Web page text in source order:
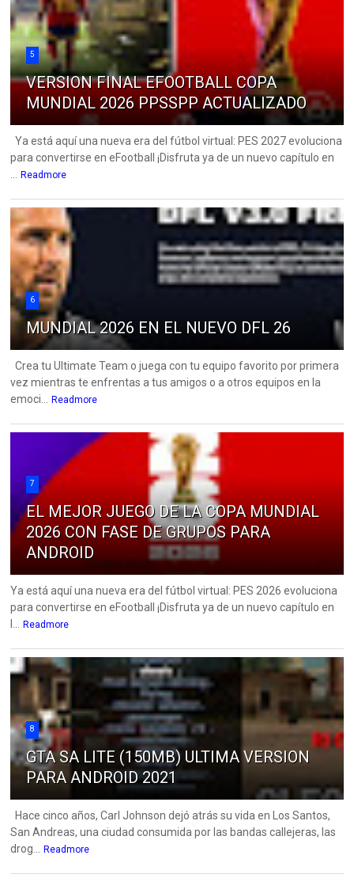
5
VERSION FINAL EFOOTBALL COPA
MUNDIAL 2026 PPSSPP ACTUALIZADO
Ya está aquí una nueva era del fútbol virtual: PES 2027 evoluciona
para convertirse en eFootball ¡Disfruta ya de un nuevo capítulo en
Readmore
6
MUNDIAL 2026 EN EL NUEVO DFL 26
Crea tu Ultimate Team o juega con tu equipo favorito por primera
vez mientras te enfrentas a tus amigos o a otros equipos en la
emoci...
Readmore
7
EL MEJOR JUEGO DE LA COPA MUNDIAL
2026 CON FASE DE GRUPOS PARA
ANDROID
Ya está aquí una nueva era del fútbol virtual: PES 2026 evoluciona
para convertirse en eFootball ¡Disfruta ya de un nuevo capítulo en
Readmore
8
GTA SA LITE (150MB) ULTIMA VERSION
PARA ANDROID 2021
Hace cinco años, Carl Johnson dejó atrás su vida en Los Santos,
San Andreas, una ciudad consumida por las bandas callejeras, las
drog...
Readmore